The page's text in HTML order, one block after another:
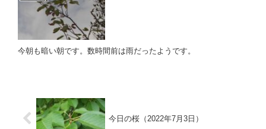
今朝も暗い朝です。数時間前は雨だったようです。
今日の桜（2022年7月3日）